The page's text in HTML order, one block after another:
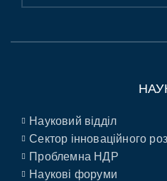
Науковий відділ
Сектор інноваційного
Проблемна НДР
Наукові форуми